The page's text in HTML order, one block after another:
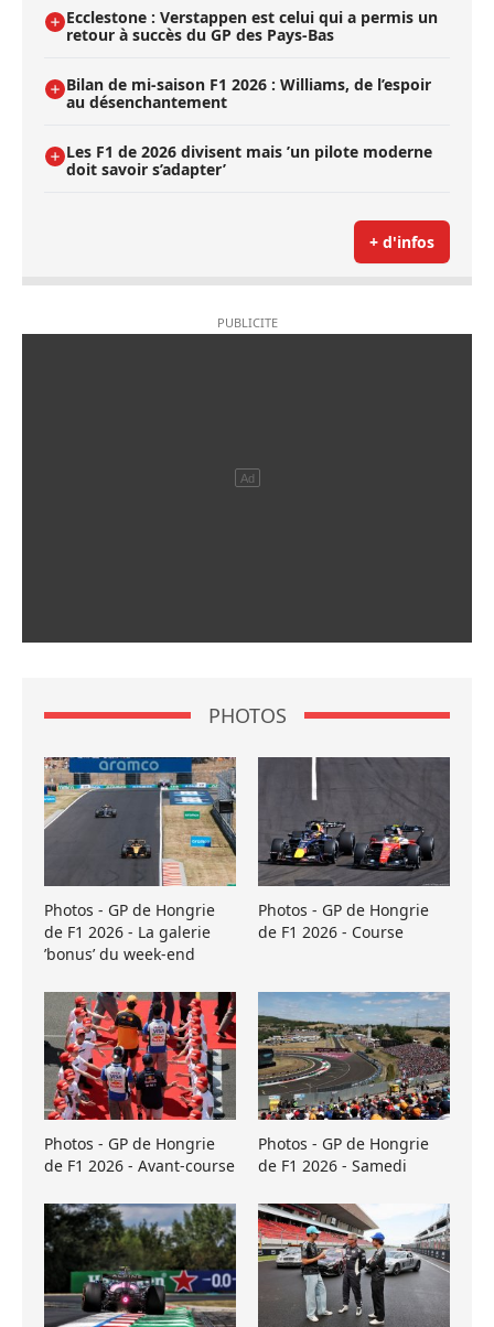
Ecclestone : Verstappen est celui qui a permis un
retour à succès du GP des Pays-Bas
Bilan de mi-saison F1 2026 : Williams, de l’espoir
au désenchantement
Les F1 de 2026 divisent mais ’un pilote moderne
doit savoir s’adapter’
+ d'infos
PHOTOS
Photos - GP de Hongrie
de F1 2026 - La galerie
’bonus’ du week-end
Photos - GP de Hongrie
de F1 2026 - Course
Photos - GP de Hongrie
de F1 2026 - Avant-course
Photos - GP de Hongrie
de F1 2026 - Samedi